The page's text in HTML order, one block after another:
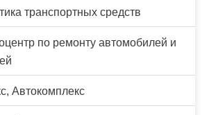
транспортных средств
по ремонту автомобилей и
Автокомплекс